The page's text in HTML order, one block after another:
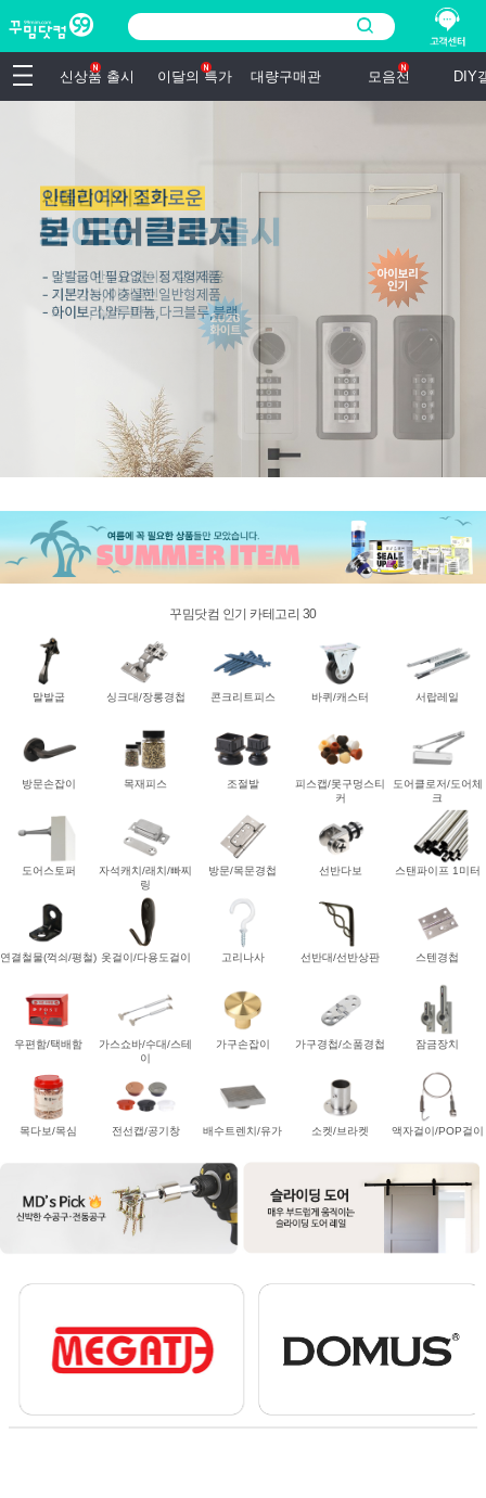
신상품 출시 이달의 특가 대량구매관 모음전 DIY
꾸밈닷컴 인기 카테고리 30
말발굽 싱크대/장롱경첩 콘크리트피스 바퀴/캐스터 서랍레일
방문손잡이 목재피스 조절발
피스캡/못구멍스티
커
도어클로저/도어체
크
도어스토퍼
자석캐치/래치/빠찌
링
방문/목문경첩 선반다보 스탠파이프 1미터
연결철물(꺽쇠/평철) 옷걸이/다용도걸이 고리나사 선반대/선반상판 스텐경첩
우편함/택배함
가스쇼바/수대/스테
이
가구손잡이 가구경첩/소품경첩 잠금장치
목다보/목심 전선캡/공기창 배수트렌치/유가 소켓/브라켓 액자걸이/POP걸이